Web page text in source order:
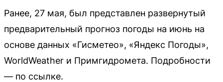
Ранее, 27 мая, был представлен развернутый
предварительный прогноз погоды на июнь на
основе данных «Гисметео», «Яндекс Погоды»,
WorldWeather и Примгидромета. Подробности
— по ссылке.